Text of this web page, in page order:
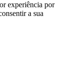
experiência por
a sua